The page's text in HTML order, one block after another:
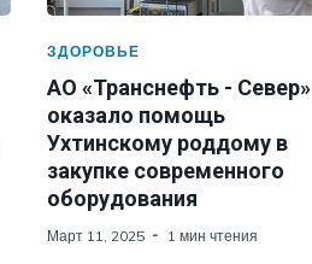
ЗДОРОВЬЕ
АО «Транснефть - Север»
оказало помощь
Ухтинскому роддому в
закупке современного
оборудования
Март 11, 2025 1 мин чтения